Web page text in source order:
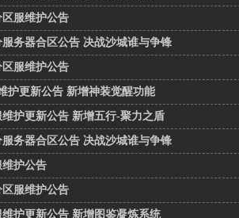
服维护公告
务器合区公告 决战沙城谁与争锋
服维护公告
护更新公告 新增神装觉醒功能
护更新公告 新增五行-聚力之盾
务器合区公告 决战沙城谁与争锋
维护公告
服维护公告
护更新公告 新增图鉴凝炼系统